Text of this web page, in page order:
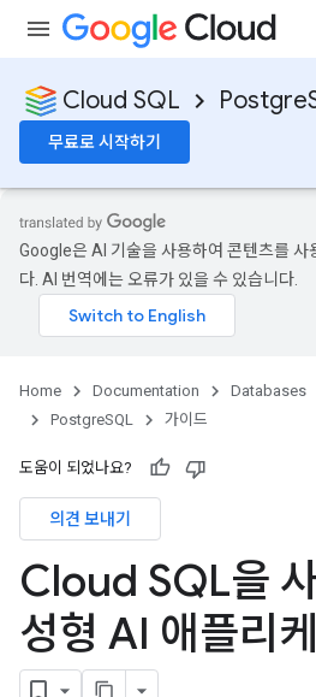
Cloud SQL
무료로 시작하기
Google은 AI 기술을 사용하여 콘텐츠를 사
다. AI 번역에는 오류가 있을 수 있습니다.
Home Documentation Databases
PostgreSQL
가이드
도움이 되었나요?
의견 보내기
Cloud SQL을
성형 AI 애플리